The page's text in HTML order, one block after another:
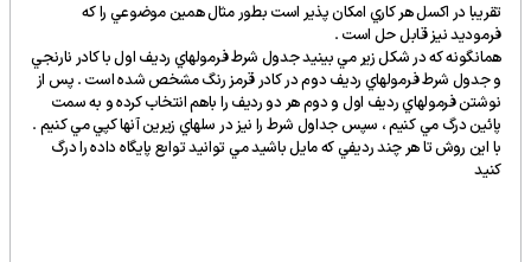
تقريبا در اكسل هر كاري امكان پذير است بطور مثال همين موضوعي را كه
فرموديد نيز قابل حل است .
همانگونه كه در شكل زير مي بينيد جدول شرط فرمولهاي رديف اول با كادر نارنجي
و جدول شرط فرمولهاي رديف دوم در كادر قرمز رنگ مشخص شده است . پس از
نوشتن فرمولهاي رديف اول و دوم هر دو رديف را باهم انتخاب كرده و به سمت
پائين درگ مي كنيم ، سپس جداول شرط را نيز در سلهاي زيرين آنها كپي مي كنيم .
با اين روش تا هر چند رديفي كه مايل باشيد مي توانيد توابع پايگاه داده را درگ
كنيد